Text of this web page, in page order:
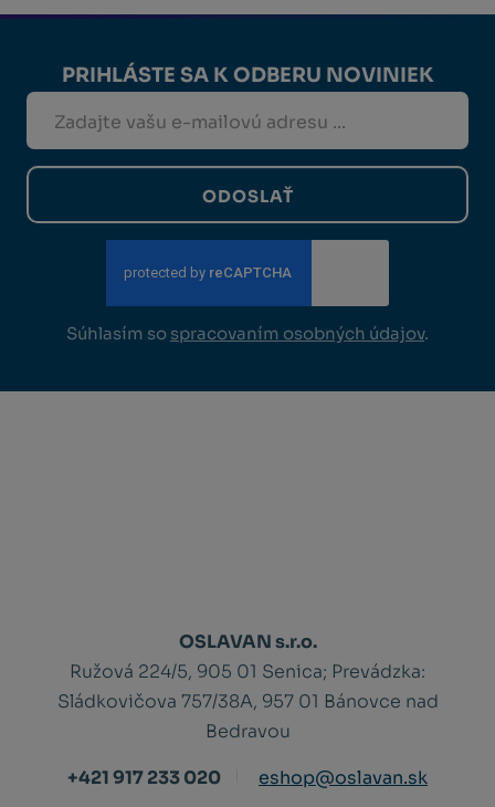
PRIHLÁSTE SA K ODBERU NOVINIEK
ODOSLAŤ
Súhlasím so spracovaním osobných údajov.
OSLAVAN s.r.o.
Ružová 224/5, 905 01 Senica; Prevádzka:
Sládkovičova 757/38A, 957 01 Bánovce nad
Bedravou
+421 917 233 020
eshop@oslavan.sk